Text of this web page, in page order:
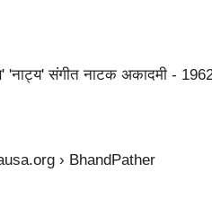
'नाट्य' संगीत नाटक अकादमी -
› BhandPather